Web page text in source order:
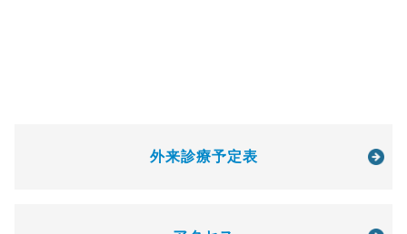
外来診療予定表